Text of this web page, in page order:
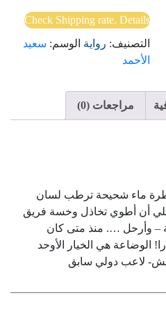
Check Shipping rate. Details
التصنيف: رواية الوسم: سعيد
الأحمد
مراجعات (0)
ماء شحيحة ترطب لسان
أن أطوي تخاذل وخسة فريق
– وأرحل …. منذ متى كان
الوضاعة هي الخيار الأوحد
لاعب دولي سابق